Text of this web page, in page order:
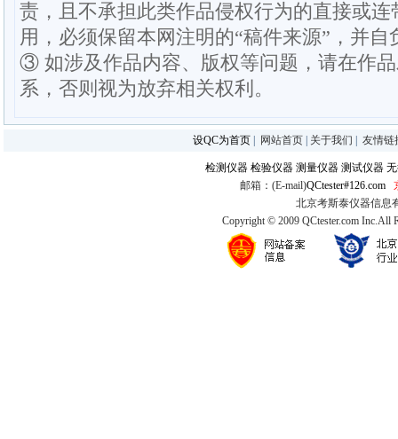
责，且不承担此类作品侵权行为的直接或
用，必须保留本网注明的“稿件来源”，并
③ 如涉及作品内容、版权等问题，请在作
系，否则视为放弃相关权利。
设QC为首页 网站首页 关于我们 友情链
检测仪器 检验仪器 测量仪器 测试仪器
邮箱：(E-mail)QCtester#126.com
北京考斯泰仪器信息
Copyright © 2009 QCtester.com Inc.All